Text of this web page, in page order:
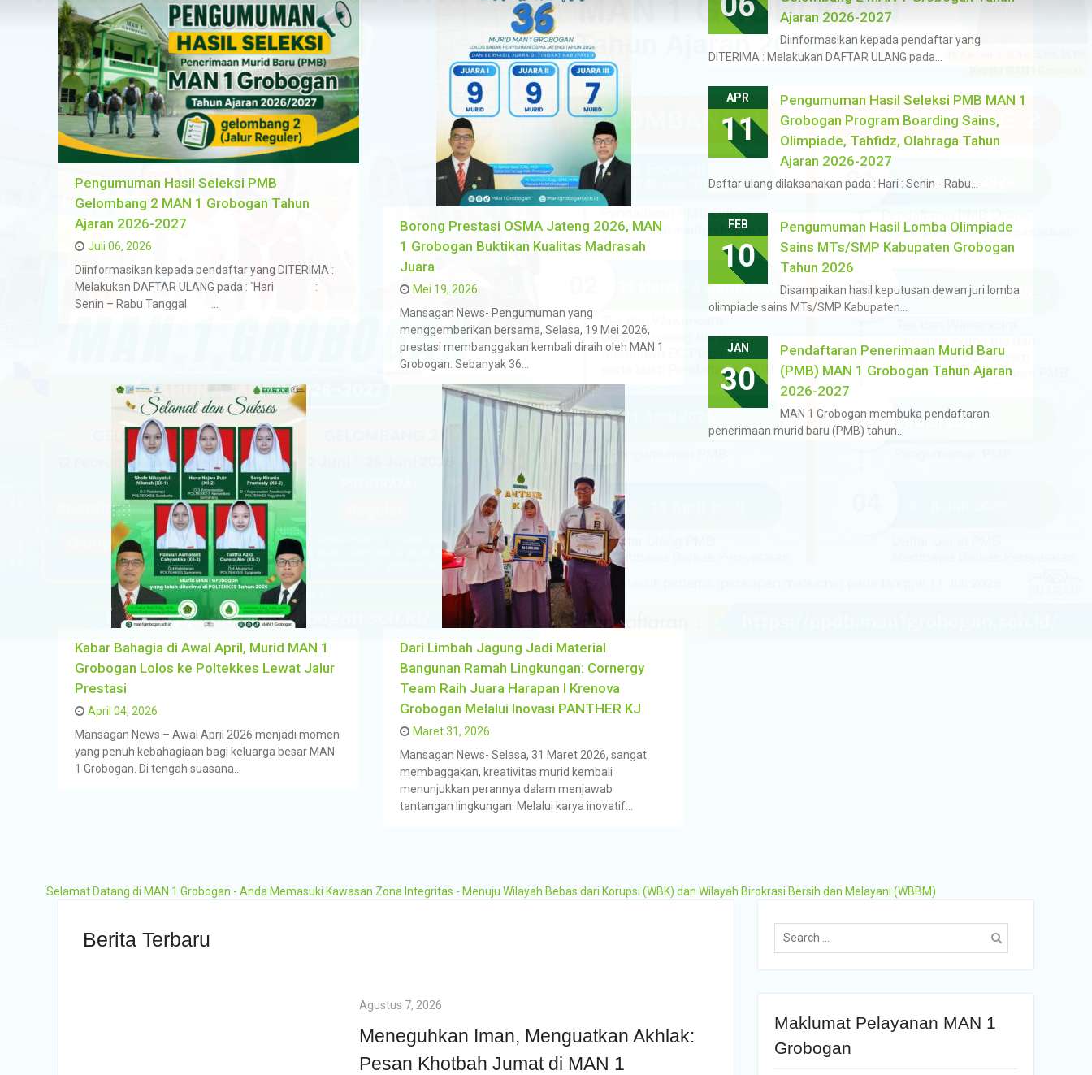
Pengumuman Hasil Seleksi PMB
Gelombang 2 MAN 1 Grobogan Tahun
Ajaran 2026-2027
Juli 06, 2026
Diinformasikan kepada pendaftar yang DITERIMA :
Melakukan DAFTAR ULANG pada : `Hari :
Senin – Rabu Tanggal …
Borong Prestasi OSMA Jateng 2026, MAN
1 Grobogan Buktikan Kualitas Madrasah
Juara
Mei 19, 2026
Mansagan News- Pengumuman yang
menggemberikan bersama, Selasa, 19 Mei 2026,
prestasi membanggakan kembali diraih oleh MAN 1
Grobogan. Sebanyak 36…
Kabar Bahagia di Awal April, Murid MAN 1
Grobogan Lolos ke Poltekkes Lewat Jalur
Prestasi
April 04, 2026
Mansagan News – Awal April 2026 menjadi momen
yang penuh kebahagiaan bagi keluarga besar MAN
1 Grobogan. Di tengah suasana…
Dari Limbah Jagung Jadi Material
Bangunan Ramah Lingkungan: Cornergy
Team Raih Juara Harapan I Krenova
Grobogan Melalui Inovasi PANTHER KJ
Maret 31, 2026
Mansagan News- Selasa, 31 Maret 2026, sangat
membaggakan, kreativitas murid kembali
menunjukkan perannya dalam menjawab
tantangan lingkungan. Melalui karya inovatif…
Ajaran 2026-2027
Diinformasikan kepada pendaftar yang
DITERIMA : Melakukan DAFTAR ULANG pada…
APR
11
Pengumuman Hasil Seleksi PMB MAN 1
Grobogan Program Boarding Sains,
Olimpiade, Tahfidz, Olahraga Tahun
Ajaran 2026-2027
Daftar ulang dilaksanakan pada : Hari : Senin - Rabu…
FEB
10
Pengumuman Hasil Lomba Olimpiade
Sains MTs/SMP Kabupaten Grobogan
Tahun 2026
Disampaikan hasil keputusan dewan juri lomba
olimpiade sains MTs/SMP Kabupaten…
JAN
30
Pendaftaran Penerimaan Murid Baru
(PMB) MAN 1 Grobogan Tahun Ajaran
2026-2027
MAN 1 Grobogan membuka pendaftaran
penerimaan murid baru (PMB) tahun…
Selamat Datang di MAN 1 Grobogan - Anda Memasuki Kawasan Zona Integritas - Menuju Wilayah Bebas dari Korupsi (WBK) dan Wilayah Birokrasi Bersih dan Melayani (WBBM)
Berita Terbaru
Agustus 7, 2026
Meneguhkan Iman, Menguatkan Akhlak:
Pesan Khotbah Jumat di MAN 1
Maklumat Pelayanan MAN 1
Grobogan